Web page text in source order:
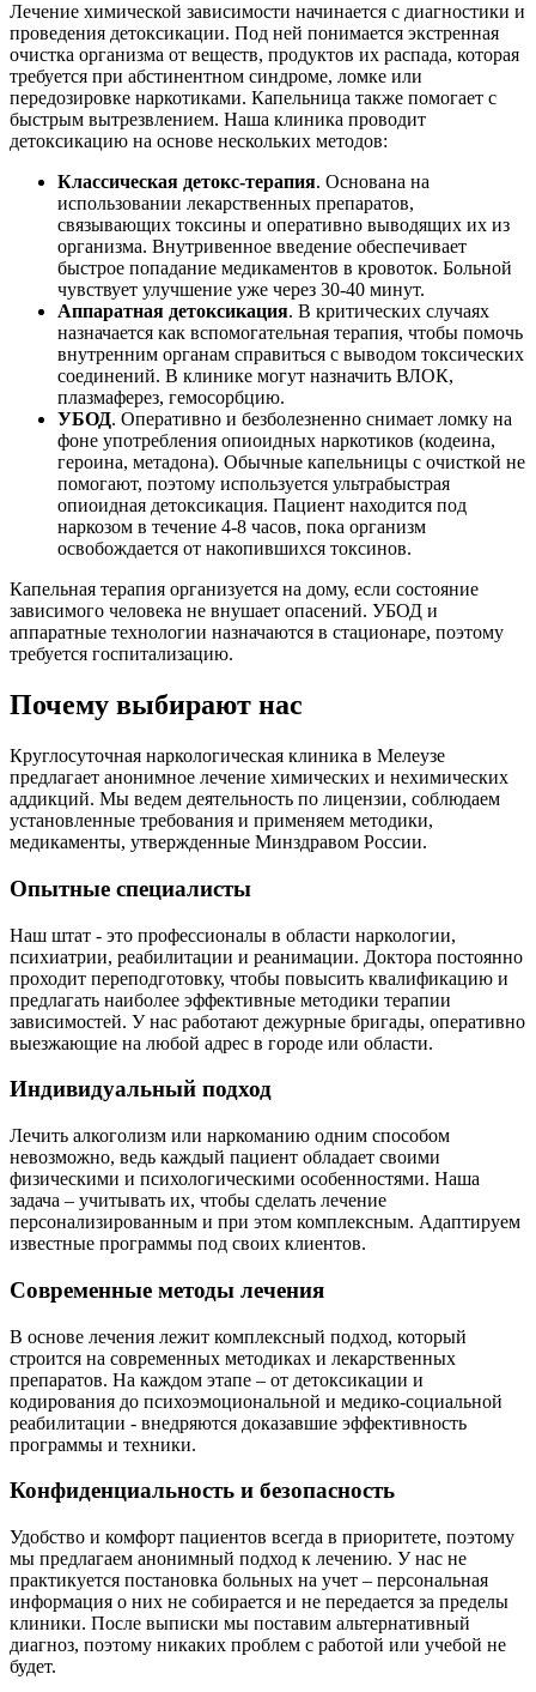
Лечение химической зависимости начинается с диагностики и
проведения детоксикации. Под ней понимается экстренная
очистка организма от веществ, продуктов их распада, которая
требуется при абстинентном синдроме, ломке или
передозировке наркотиками. Капельница также помогает с
быстрым вытрезвлением. Наша клиника проводит
детоксикацию на основе нескольких методов:
Классическая детокс-терапия. Основана на
использовании лекарственных препаратов,
связывающих токсины и оперативно выводящих их из
организма. Внутривенное введение обеспечивает
быстрое попадание медикаментов в кровоток. Больной
чувствует улучшение уже через 30-40 минут.
Аппаратная детоксикация. В критических случаях
назначается как вспомогательная терапия, чтобы помочь
внутренним органам справиться с выводом токсических
соединений. В клинике могут назначить ВЛОК,
плазмаферез, гемосорбцию.
УБОД. Оперативно и безболезненно снимает ломку на
фоне употребления опиоидных наркотиков (кодеина,
героина, метадона). Обычные капельницы с очисткой не
помогают, поэтому используется ультрабыстрая
опиоидная детоксикация. Пациент находится под
наркозом в течение 4-8 часов, пока организм
освобождается от накопившихся токсинов.
Капельная терапия организуется на дому, если состояние
зависимого человека не внушает опасений. УБОД и
аппаратные технологии назначаются в стационаре, поэтому
требуется госпитализацию.
Почему выбирают нас
Круглосуточная наркологическая клиника в Мелеузе
предлагает анонимное лечение химических и нехимических
аддикций. Мы ведем деятельность по лицензии, соблюдаем
установленные требования и применяем методики,
медикаменты, утвержденные Минздравом России.
Опытные специалисты
Наш штат - это профессионалы в области наркологии,
психиатрии, реабилитации и реанимации. Доктора постоянно
проходит переподготовку, чтобы повысить квалификацию и
предлагать наиболее эффективные методики терапии
зависимостей. У нас работают дежурные бригады, оперативно
выезжающие на любой адрес в городе или области.
Индивидуальный подход
Лечить алкоголизм или наркоманию одним способом
невозможно, ведь каждый пациент обладает своими
физическими и психологическими особенностями. Наша
задача – учитывать их, чтобы сделать лечение
персонализированным и при этом комплексным. Адаптируем
известные программы под своих клиентов.
Современные методы лечения
В основе лечения лежит комплексный подход, который
строится на современных методиках и лекарственных
препаратов. На каждом этапе – от детоксикации и
кодирования до психоэмоциональной и медико-социальной
реабилитации - внедряются доказавшие эффективность
программы и техники.
Конфиденциальность и безопасность
Удобство и комфорт пациентов всегда в приоритете, поэтому
мы предлагаем анонимный подход к лечению. У нас не
практикуется постановка больных на учет – персональная
информация о них не собирается и не передается за пределы
клиники. После выписки мы поставим альтернативный
диагноз, поэтому никаких проблем с работой или учебой не
будет.